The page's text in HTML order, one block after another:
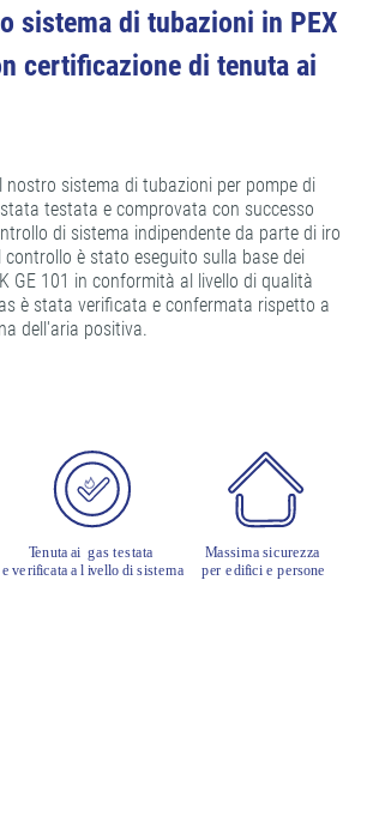
sistema di tubazioni in PEX
certificazione di tenuta ai
nostro sistema di tubazioni per pompe di
testata e comprovata con successo
di sistema indipendente da parte di iro
controllo è stato eseguito sulla base dei
GE 101 in conformità al livello di qualità
è stata verificata e confermata rispetto a
dell'aria positiva.